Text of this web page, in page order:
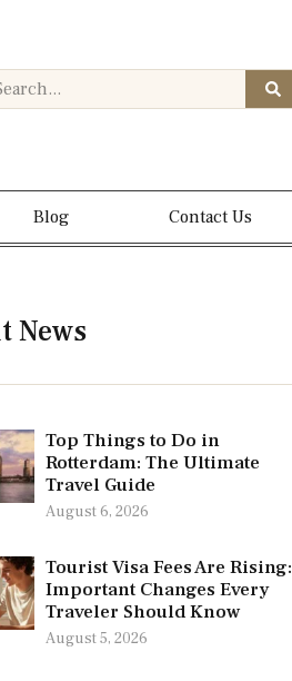
Blog Contact Us
News
Top Things to Do in
Rotterdam: The Ultimate
Travel Guide
August 6, 2026
Tourist Visa Fees Are Rising:
Important Changes Every
Traveler Should Know
August 5, 2026